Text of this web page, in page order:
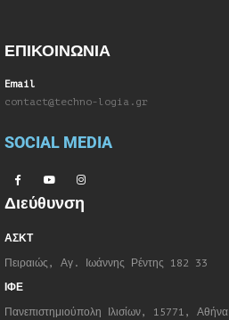
ΕΠΙΚΟΙΝΩΝΙΑ
Email
contact@techno-logia.gr
SOCIAL MEDIA
Διεύθυνση
ΑΣΚΤ
Πειραιώς, Αγ. Ιωάννης Ρέντης 182 33
ΙΦΕ
Πανεπιστημιούπολη Ιλισίων, 15771, Αθήνα